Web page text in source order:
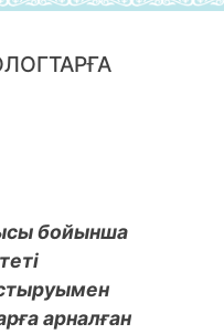
бойынша
арналған